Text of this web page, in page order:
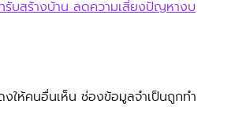
รับสร้างบ้าน ลดความเสี่ยงปัญหางบ
ให้คนอื่นเห็น ช่องข้อมูลจำเป็นถูกทำ